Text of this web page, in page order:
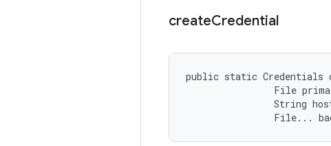
createCredential
public static Credentials
File
String
File...